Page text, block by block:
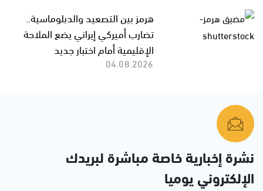
هرمز بين التصعيد والدبلوماسية..
تضارب أميركي إيراني يضع الملاحة
الإقليمية أمام اختبار جديد
04.08.2026
نشرة إخبارية خاصة مباشرة لبريدك
الإلكتروني يوميا